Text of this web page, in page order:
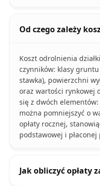
Od czego zależy
Koszt odrolnienia
czynników: klasy
stawka), powierzchni
oraz wartości rynkowej
się z dwóch
można pomniejszyć o
opłaty rocznej,
podstawowej i płaconej
Jak obliczyć opłaty